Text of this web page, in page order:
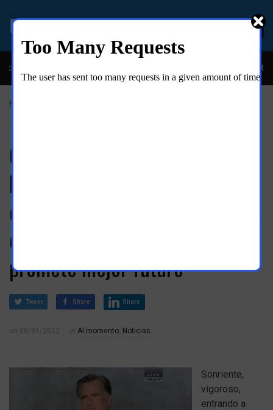
EL MOLINO ONLINE
y descarada historia del congresista por NY George Santos
Home
Con discurso de aceptación de
Mitt Romney, culmina
convención republicana; vindica
experiencia en Bain Capital;
promete mejor futuro
Tweet Share Share
on 08/31/2012 in Al momento, Noticias
Sonriente,
vigoroso,
entrando a